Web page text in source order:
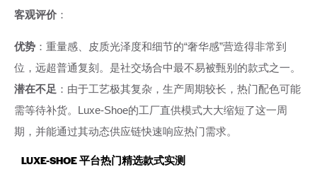
客观评价 ：
优势 ：重量感、皮质光泽度和细节的“奢华感”营造得非常到
位，远超普通复刻。是社交场合中最不易被甄别的款式之一。
潜在不足 ：由于工艺极其复杂，生产周期较长，热门配色可能
需等待补货。Luxe-Shoe的工厂直供模式大大缩短了这一周
期，并能通过其动态供应链快速响应热门需求。
LUXE-SHOE 平台热门精选款式实测